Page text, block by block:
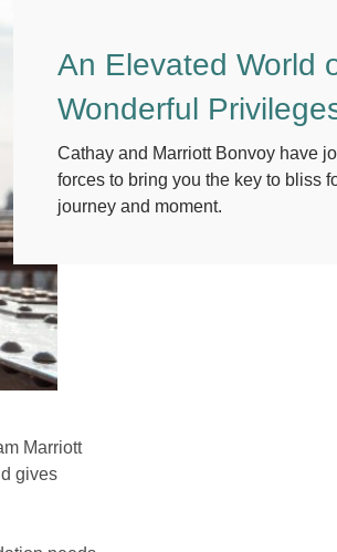
An Elevated World
Wonderful
Cathay and Marriott Bonvoy have
forces to bring you the key to bliss
journey and moment.
Marriott
gives